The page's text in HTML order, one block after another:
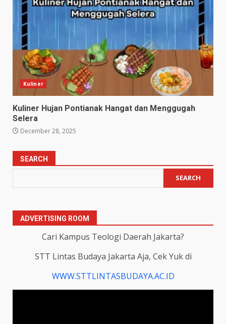
Kuliner
Kuliner Hujan Pontianak Hangat dan Menggugah
Selera
December 28, 2025
SEARCH
SEARCH
ADVERTISING ROOM
Cari Kampus Teologi Daerah Jakarta?
STT Lintas Budaya Jakarta Aja, Cek Yuk di
WWW.STTLINTASBUDAYA.AC.ID